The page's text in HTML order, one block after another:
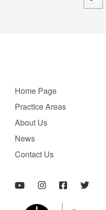
Home Page
PractIce Areas
About Us
News
Contact Us